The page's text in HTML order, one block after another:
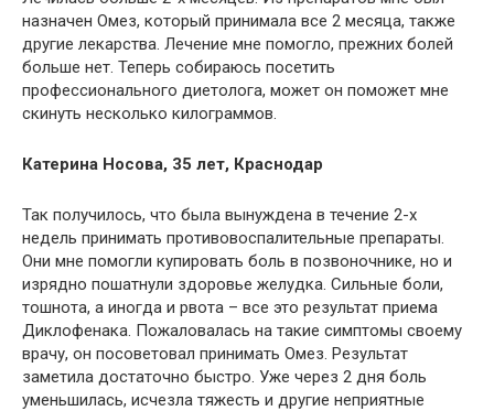
назначен Омез, который принимала все 2 месяца, также
другие лекарства. Лечение мне помогло, прежних болей
больше нет. Теперь собираюсь посетить
профессионального диетолога, может он поможет мне
скинуть несколько килограммов.
Катерина Носова, 35 лет, Краснодар
Так получилось, что была вынуждена в течение 2-х
недель принимать противовоспалительные препараты.
Они мне помогли купировать боль в позвоночнике, но и
изрядно пошатнули здоровье желудка. Сильные боли,
тошнота, а иногда и рвота – все это результат приема
Диклофенака. Пожаловалась на такие симптомы своему
врачу, он посоветовал принимать Омез. Результат
заметила достаточно быстро. Уже через 2 дня боль
уменьшилась, исчезла тяжесть и другие неприятные